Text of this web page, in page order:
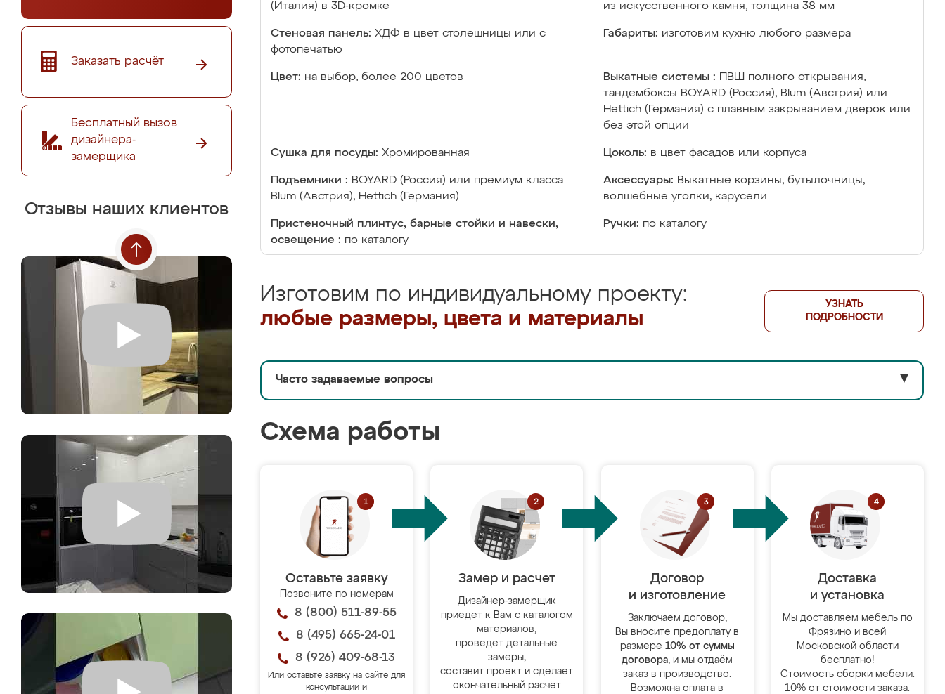
Заказать расчёт
Бесплатный вызов
дизайнера-
замерщика
Отзывы наших клиентов
(Италия) в 3D-кромке
из искусственного камня, толщина 38 мм
Стеновая панель: ХДФ в цвет столешницы или с
фотопечатью
Габариты: изготовим кухню любого размера
Цвет: на выбор, более 200 цветов Выкатные системы :
ПВШ полного открывания,
тандембоксы BOYARD (Россия), Blum (Австрия) или
Hettich (Германия) с плавным закрыванием дверок или
без этой опции
Сушка для посуды: Хромированная Цоколь: в цвет фасадов или корпуса
Подъемники : BOYARD (Россия) или премиум класса
Blum (Австрия), Hettich (Германия)
Аксессуары: Выкатные корзины, бутылочницы,
волшебные уголки, карусели
Пристеночный плинтус, барные стойки и навески,
освещение : по каталогу
Ручки: по каталогу
Изготовим по индивидуальному проекту:
любые размеры, цвета и материалы
УЗНАТЬ
ПОДРОБНОСТИ
Часто задаваемые вопросы ▼
Схема работы
Оставьте заявку
Позвоните по номерам
8 (800) 511-89-55
8 (495) 665-24-01
8 (926) 409-68-13
Или оставьте заявку на сайте для
консультации и
Замер и расчет
Дизайнер-замерщик
приедет к Вам с каталогом
материалов,
проведёт детальные
замеры,
составит проект и сделает
окончательный расчёт
Договор
и изготовление
Заключаем договор,
Вы вносите предоплату в
размере 10% от суммы
договора, и мы отдаём
заказ в производство.
Возможна оплата в
Доставка
и установка
Мы доставляем мебель по
Фрязино и всей
Московской области
бесплатно!
Стоимость сборки мебели:
10% от стоимости заказа.